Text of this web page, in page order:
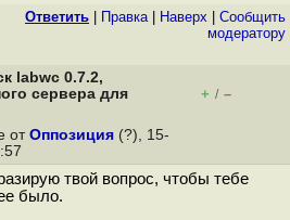
Ответить Правка| Наверх
Cообщить
модератору
labwc 0.7.2,
сервера для
+ / –
от Оппозиция (?), 15-
твой вопрос, чтобы тебе
было.